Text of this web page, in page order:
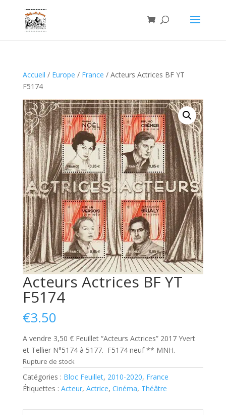
Accueil / Europe / France / Acteurs Actrices BF YT
F5174
Acteurs Actrices BF YT
F5174
€3.50
A vendre 3,50 € Feuillet “Acteurs Actrices” 2017 Yvert
et Tellier N°5174 à 5177. F5174 neuf ** MNH.
Rupture de stock
Catégories : Bloc Feuillet, 2010-2020, France
Étiquettes : Acteur, Actrice, Cinéma, Théâtre